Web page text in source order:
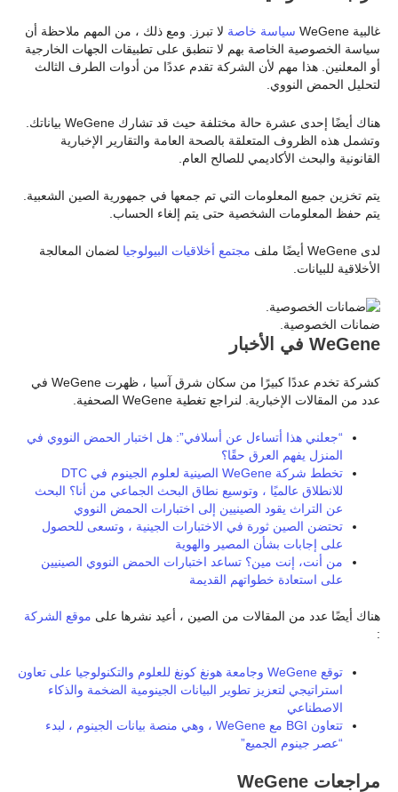
غالبية WeGene سياسة خاصة لا تبرز. ومع ذلك ، من المهم ملاحظة أن
سياسة الخصوصية الخاصة بهم لا تنطبق على تطبيقات الجهات الخارجية
أو المعلنين. هذا مهم لأن الشركة تقدم عددًا من أدوات الطرف الثالث
لتحليل الحمض النووي.
هناك أيضًا إحدى عشرة حالة مختلفة حيث قد تشارك WeGene بياناتك.
وتشمل هذه الظروف المتعلقة بالصحة العامة والتقارير الإخبارية
القانونية والبحث الأكاديمي للصالح العام.
يتم تخزين جميع المعلومات التي تم جمعها في جمهورية الصين الشعبية.
يتم حفظ المعلومات الشخصية حتى يتم إلغاء الحساب.
لدى WeGene أيضًا ملف مجتمع أخلاقيات البيولوجيا لضمان المعالجة
الأخلاقية للبيانات.
ضمانات الخصوصية.
WeGene في الأخبار
كشركة تخدم عددًا كبيرًا من سكان شرق آسيا ، ظهرت WeGene في
عدد من المقالات الإخبارية. لنراجع تغطية WeGene الصحفية.
“جعلني هذا أتساءل عن أسلافي”: هل اختبار الحمض النووي في
المنزل يفهم العرق حقًا؟
تخطط شركة WeGene الصينية لعلوم الجينوم في DTC
للانطلاق عالميًا ، وتوسيع نطاق البحث الجماعي من أنا؟ البحث
عن التراث يقود الصينيين إلى اختبارات الحمض النووي
تحتضن الصين ثورة في الاختبارات الجينية ، وتسعى للحصول
على إجابات بشأن المصير والهوية
من أنت، إنت مين؟ تساعد اختبارات الحمض النووي الصينيين
على استعادة خطواتهم القديمة
هناك أيضًا عدد من المقالات من الصين ، أعيد نشرها على موقع الشركة
:
توقع WeGene وجامعة هونغ كونغ للعلوم والتكنولوجيا على تعاون
استراتيجي لتعزيز تطوير البيانات الجينومية الضخمة والذكاء
الاصطناعي
تتعاون BGI مع WeGene ، وهي منصة بيانات الجينوم ، لبدء
“عصر جينوم الجميع”
مراجعات WeGene